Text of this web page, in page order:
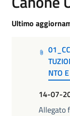
Ultimo
NTO
14-07-
Allegato